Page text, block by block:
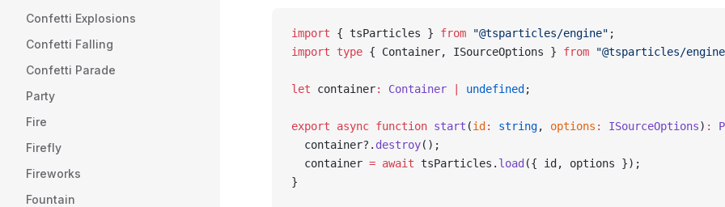
Confetti Explosions
Confetti Falling
Confetti Parade
Party
Fire
Firefly
Fireworks
Fountain
import { tsParticles } from "@tsparticles/engine" ;
import type { Container, ISourceOptions } from "@tsparticles/
let container: Container undefined ;
export async function start (id : string, options : ISourceOptions) :
  container?.
destroy();
  container
= await tsParticles. load ({ id, options });
}